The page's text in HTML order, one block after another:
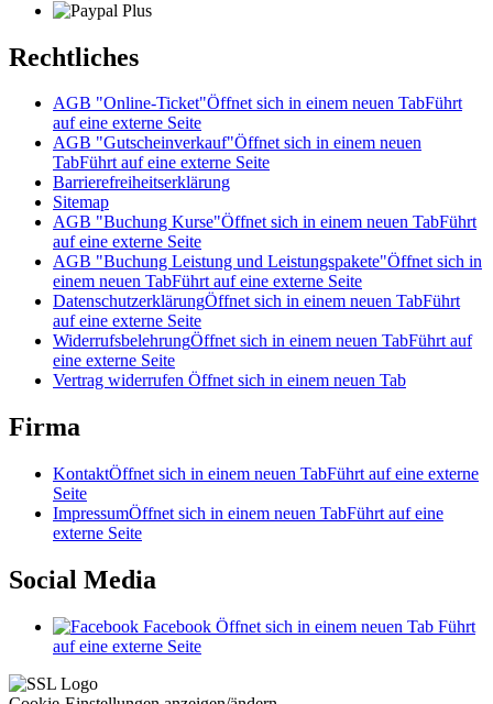
Rechtliches
AGB "Online-Ticket"Öffnet sich in einem neuen TabFührt
auf eine externe Seite
AGB "Gutscheinverkauf"Öffnet sich in einem neuen
TabFührt auf eine externe Seite
Barrierefreiheitserklärung
Sitemap
AGB "Buchung Kurse"Öffnet sich in einem neuen TabFührt
auf eine externe Seite
AGB "Buchung Leistung und Leistungspakete"Öffnet sich in
einem neuen TabFührt auf eine externe Seite
DatenschutzerklärungÖffnet sich in einem neuen TabFührt
auf eine externe Seite
WiderrufsbelehrungÖffnet sich in einem neuen TabFührt auf
eine externe Seite
Vertrag widerrufen Öffnet sich in einem neuen Tab
Firma
KontaktÖffnet sich in einem neuen TabFührt auf eine externe
Seite
ImpressumÖffnet sich in einem neuen TabFührt auf eine
externe Seite
Social Media
Facebook Öffnet sich in einem neuen Tab Führt
auf eine externe Seite